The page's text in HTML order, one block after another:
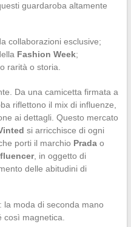
guardaroba altamente
collaborazioni esclusive;
Fashion Week;
rarità o storia.
Da una camicetta firmata a
riflettono il mix di influenze,
ai dettagli. Questo mercato
si arricchisce di ogni
porti il marchio Pradao
, in oggetto di
delle abitudini di
la moda di seconda mano
magnetica.